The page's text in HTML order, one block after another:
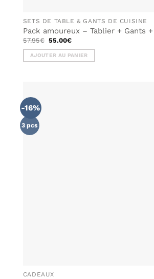
SETS DE TABLE & GANTS DE CUISINE
Pack amoureux – Tablier + Gants
57.95€ Le
initial
était :
57.95€.
55.00€Le
actuel
est :
55.00€.
AJOUTER AU PANIER
-16%
3 pcs
CADEAUX